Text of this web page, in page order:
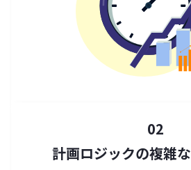
02
計画ロジックの複雑